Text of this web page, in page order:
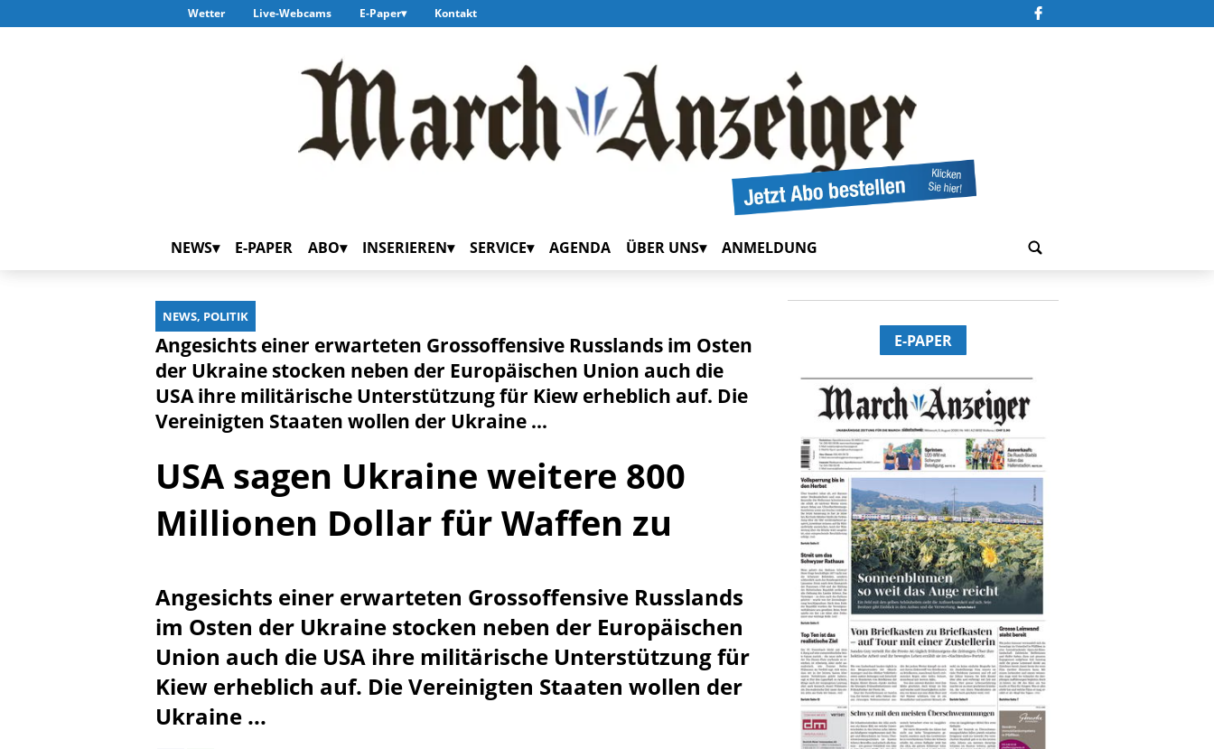
Wetter Live-Webcams E-Paper Kontakt
NEWS E-PAPER ABO INSERIEREN SERVICE AGENDA ÜBER UNS ANMELDUNG
NEWS, POLITIK
Angesichts einer erwarteten Grossoffensive Russlands im Osten
der Ukraine stocken neben der Europäischen Union auch die
USA ihre militärische Unterstützung für Kiew erheblich auf. Die
Vereinigten Staaten wollen der Ukraine ...
USA sagen Ukraine weitere 800
Millionen Dollar für Waffen zu
Angesichts einer erwarteten Grossoffensive Russlands
im Osten der Ukraine stocken neben der Europäischen
Union auch die USA ihre militärische Unterstützung für
Kiew erheblich auf. Die Vereinigten Staaten wollen der
Ukraine ...
E-PAPER